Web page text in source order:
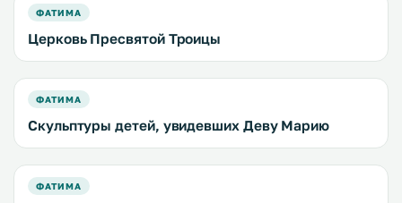
ФАТИМА
Церковь Пресвятой Троицы
ФАТИМА
Скульптуры детей, увидевших Деву Марию
ФАТИМА